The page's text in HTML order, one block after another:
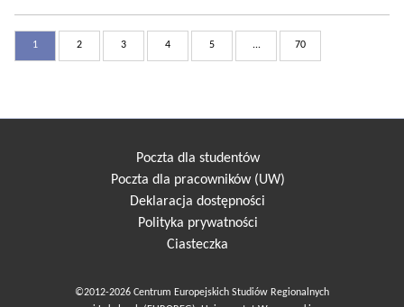
1 2 3 4 5 ... 70
Poczta dla studentów
Poczta dla pracowników (UW)
Deklaracja dostępności
Polityka prywatności
Ciasteczka
©2012-2026 Centrum Europejskich Studiów Regionalnych